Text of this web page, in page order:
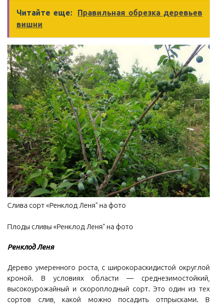
Читайте еще:
Правильная обрезка деревьев
вишни
Слива сорт «Ренклод Леня" на фото
Плоды сливы «Ренклод Леня" на фото
Ренклод Леня
Дерево умеренного роста, с широкораскидистой округлой
кроной. В условиях области — среднезимостойкий,
высокоурожайный и скороплодный сорт. Это один из тех
сортов слив, какой можно посадить отпрысками. В